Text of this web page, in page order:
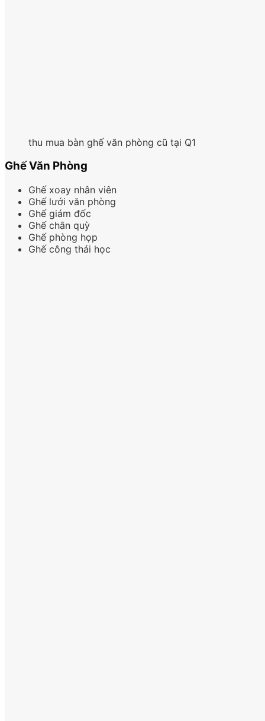
thu mua bàn ghế văn phòng cũ tại Q1
Ghế Văn Phòng
Ghế xoay nhân viên
Ghế lưới văn phòng
Ghế giám đốc
Ghế chân quỳ
Ghế phòng họp
Ghế công thái học